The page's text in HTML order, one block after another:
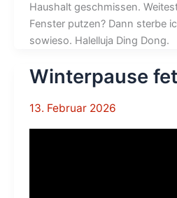
Haushalt geschmissen.
Fenster putzen? Dann sterbe
sowieso. Halelluja Ding Dong.
Winterpause
13. Februar 2026